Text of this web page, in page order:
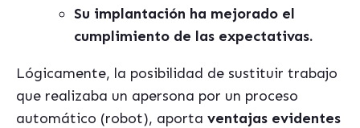
Su implantación ha mejorado el
cumplimiento de las expectativas.
Lógicamente, la posibilidad de sustituir trabajo
que realizaba un apersona por un proceso
automático (robot), aporta ventajas evidentes